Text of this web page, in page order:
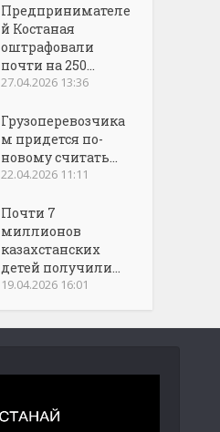
Предпринимателе
й Костаная
оштрафовали
почти на 250...
27.04.2026 13:36
Грузоперевозчика
м придется по-
новому считать...
22.04.2026 11:11
Почти 7
миллионов
казахстанских
детей получили...
19.04.2026 16:01